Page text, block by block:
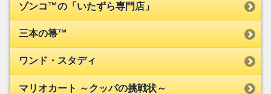
ゾンコ™の「いたずら専門店」
三本の箒™
ワンド・スタディ
マリオカート ～クッパの挑戦状～